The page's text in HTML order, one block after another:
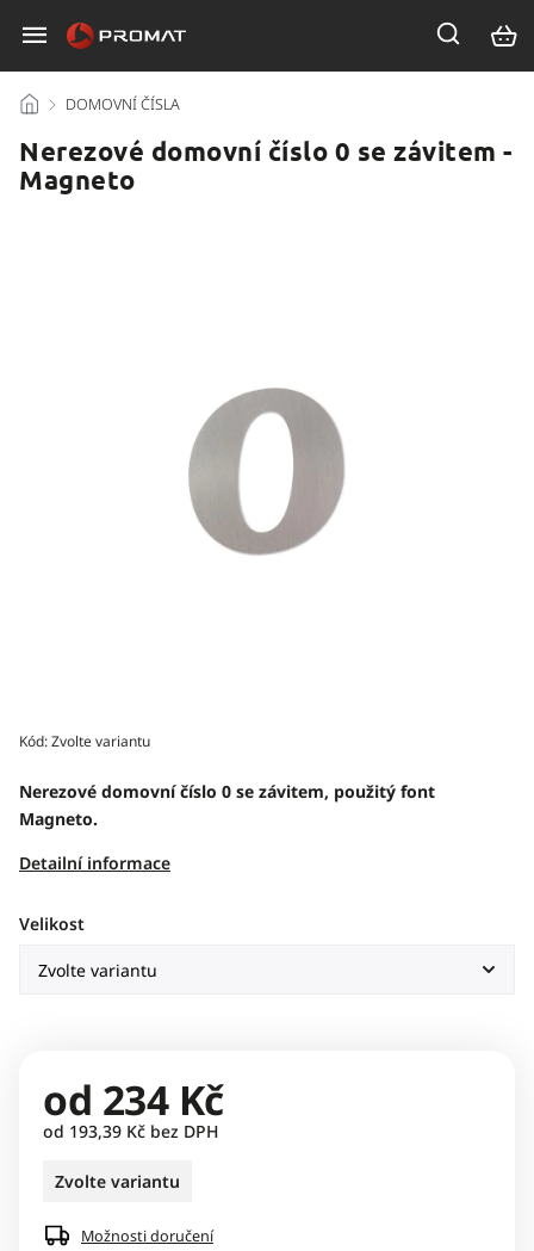
/ DOMOVNÍ ČÍSLA
Nerezové domovní číslo 0 se závitem -
Magneto
Kód:Zvolte variantu
Nerezové domovní číslo 0 se závitem, použitý font
Magneto.
Detailní informace
Velikost
od 234 Kč
od 193,39 Kč bez DPH
Zvolte variantu
Možnosti doručení